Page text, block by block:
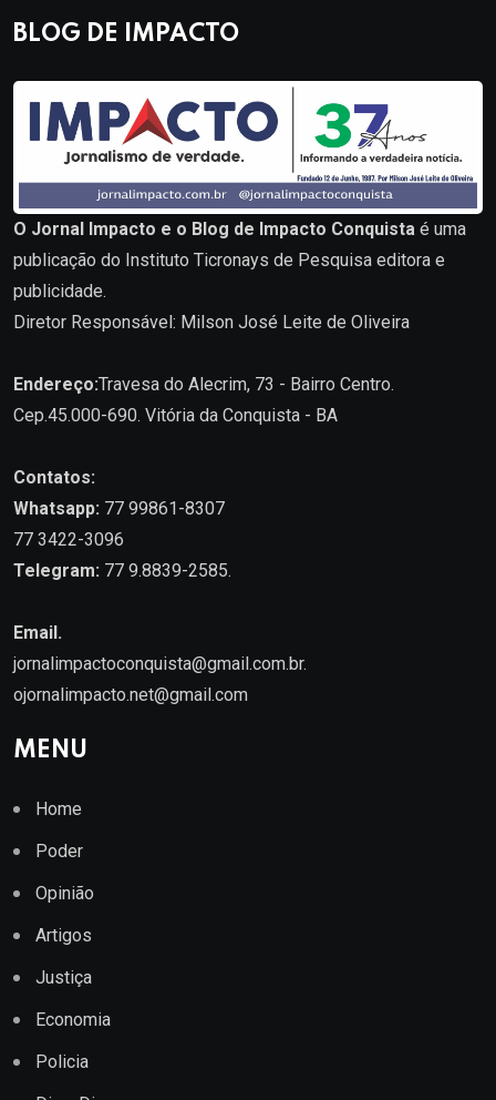
BLOG DE IMPACTO
O Jornal Impacto e o Blog de Impacto Conquista é uma
publicação do Instituto Ticronays de Pesquisa editora e
publicidade.
Diretor Responsável: Milson José Leite de Oliveira
Endereço:Travesa do Alecrim, 73 - Bairro Centro.
Cep.45.000-690. Vitória da Conquista - BA
Contatos:
Whatsapp: 77 99861-8307
77 3422-3096
Telegram: 77 9.8839-2585.
Email.
jornalimpactoconquista@gmail.com.br.
ojornalimpacto.net@gmail.com
MENU
Home
Poder
Opinião
Artigos
Justiça
Economia
Policia